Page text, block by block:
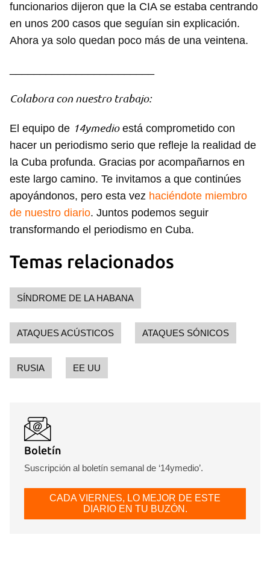
funcionarios dijeron que la CIA se estaba centrando
en unos 200 casos que seguían sin explicación.
Ahora ya solo quedan poco más de una veintena.
Colabora con nuestro trabajo:
El equipo de 14ymedioestá comprometido con
hacer un periodismo serio que refleje la realidad de
la Cuba profunda. Gracias por acompañarnos en
este largo camino. Te invitamos a que continúes
apoyándonos, pero esta vez haciéndote miembro
de nuestro diario. Juntos podemos seguir
transformando el periodismo en Cuba.
Temas relacionados
SÍNDROME DE LA HABANA
ATAQUES ACÚSTICOS ATAQUES SÓNICOS
RUSIA EE UU
Boletín
Suscripción al boletín semanal de ‘14ymedio’.
CADA VIERNES, LO MEJOR DE ESTE
DIARIO EN TU BUZÓN.